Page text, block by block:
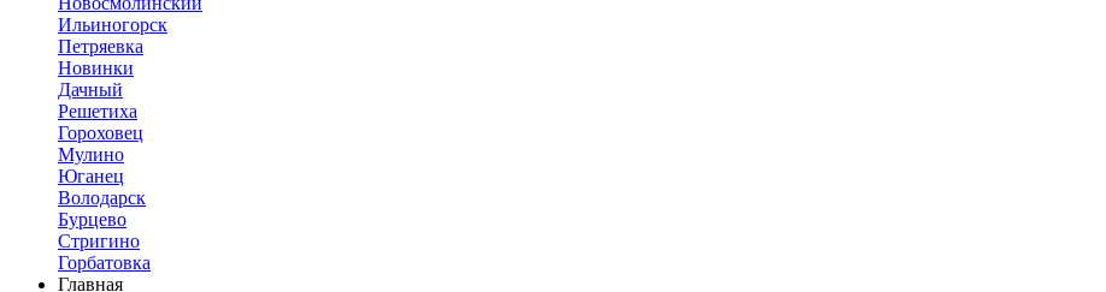
Ильиногорск
Петряевка
Новинки
Дачный
Решетиха
Гороховец
Мулино
Юганец
Володарск
Бурцево
Стригино
Горбатовка
Главная